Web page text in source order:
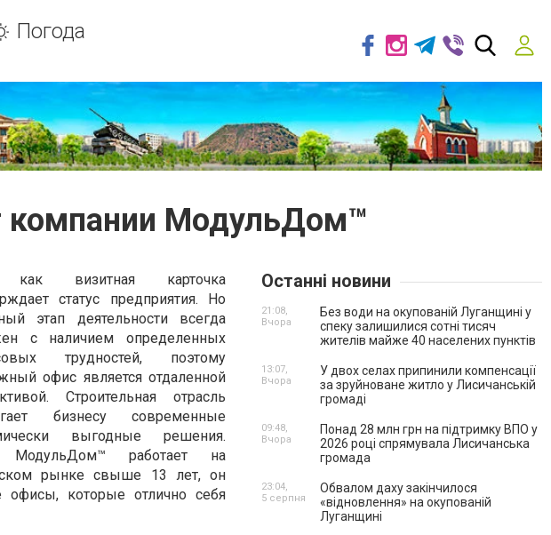
Погода
компании МодульДом™
визитная карточка
статус предприятия. Но
этап деятельности всегда
с наличием определенных
трудностей, поэтому
офис является отдаленной
Строительная отрасль
бизнесу современные
выгодные решения.
МодульДом™ работает на
рынке свыше 13 лет, он
офисы, которые отлично себя
Останні новини
Без води на окупованій Луганщині у
спеку залишилися сотні тисяч
жителів майже 40 населених пунктів
21:08,
Вчора
У двох селах припинили компенсації
за зруйноване житло у Лисичанській
громаді
13:07,
Вчора
Понад 28 млн грн на підтримку ВПО у
2026 році спрямувала Лисичанська
громада
09:48,
Вчора
Обвалом даху закінчилося
«відновлення» на окупованій
Луганщині
23:04,
5 серпня